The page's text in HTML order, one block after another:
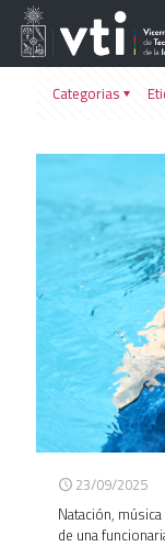
Categorias
23/09/2025
Natación,
de una